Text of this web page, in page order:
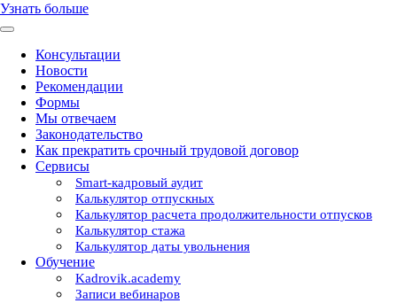
Узнать больше
Консультации
Новости
Рекомендации
Формы
Мы отвечаем
Законодательство
Как прекратить срочный трудовой договор
Сервисы
Smart-кадровый аудит
Калькулятор отпускных
Калькулятор расчета продолжительности отпусков
Калькулятор стажа
Калькулятор даты увольнения
Обучение
Kadrovik.academy
Записи вебинаров